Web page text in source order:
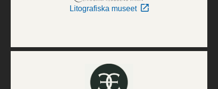
Litografiska museet